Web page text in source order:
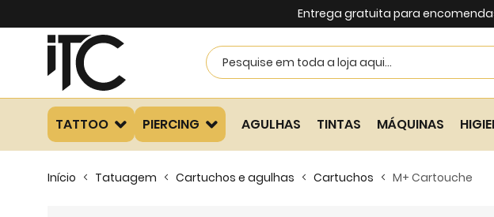
Entrega gratuita para
TATTOO PIERCING AGULHAS TINTAS MÁQUINAS
Início Tatuagem Cartuchos e agulhas Cartuchos M+ Cartouche